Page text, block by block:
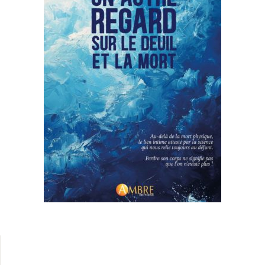
Health, Fitness & Dieting
History
Romance
Sports & Outdoors
Travel
Home Pages
Single Product
Créer un compte